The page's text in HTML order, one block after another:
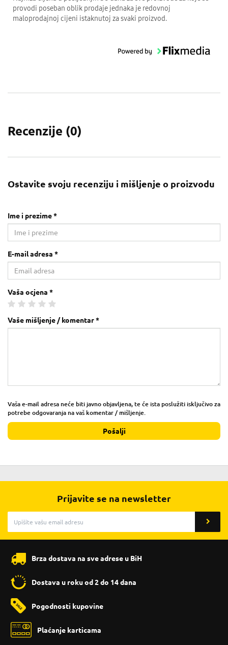
provodi poseban oblik prodaje jednaka je redovnoj
maloprodajnoj cijeni istaknutoj za svaki proizvod.
Recenzije (0)
Ostavite svoju recenziju i mišljenje o proizvodu
Ime i prezime *
E-mail adresa *
Vaša ocjena *
Vaše mišljenje / komentar *
Vaša e-mail adresa neće biti javno objavljena, te će ista poslužiti isključivo za
potrebe odgovaranja na vaš komentar / mišljenje.
Pošalji
Prijavite se na newsletter
Brza dostava na sve adrese u BiH
Dostava u roku od 2 do 14 dana
Pogodnosti kupovine
Plaćanje karticama